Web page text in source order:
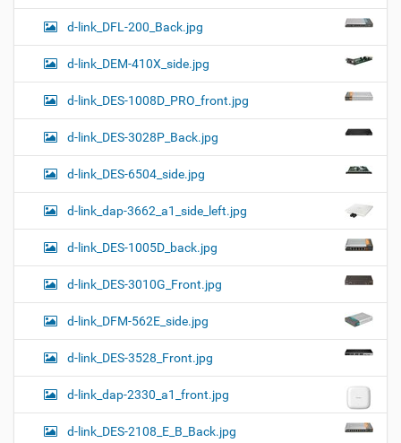
d-link_DFL-200_Back.jpg
d-link_DEM-410X_side.jpg
d-link_DES-1008D_PRO_front.jpg
d-link_DES-3028P_Back.jpg
d-link_DES-6504_side.jpg
d-link_dap-3662_a1_side_left.jpg
d-link_DES-1005D_back.jpg
d-link_DES-3010G_Front.jpg
d-link_DFM-562E_side.jpg
d-link_DES-3528_Front.jpg
d-link_dap-2330_a1_front.jpg
d-link_DES-2108_E_B_Back.jpg